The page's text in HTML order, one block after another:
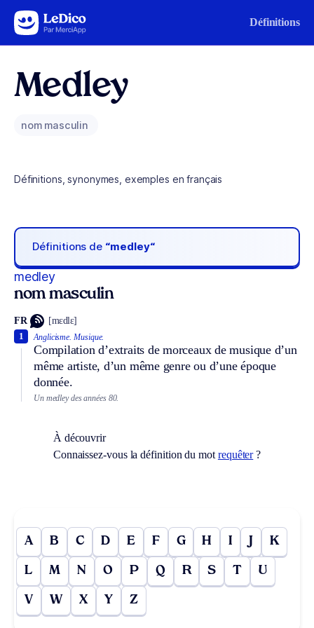
Aller au contenu Définitions
Medley
nom masculin
Définitions, synonymes, exemples en français
Définitions de “medley“
medley
nom masculin
FR [mɛdlɛ]
Anglicisme. Musique.
Compilation d’extraits de morceaux de musique d’un
même artiste, d’un même genre ou d’une époque
donnée.
1
Un medley des années 80.
À découvrir
Connaissez-vous la définition du mot requêter?
A B C D E F G H I J K
L M N O P Q R S T U
V W X Y Z